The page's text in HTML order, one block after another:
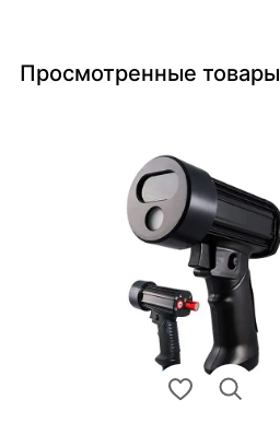
Просмотренные товары